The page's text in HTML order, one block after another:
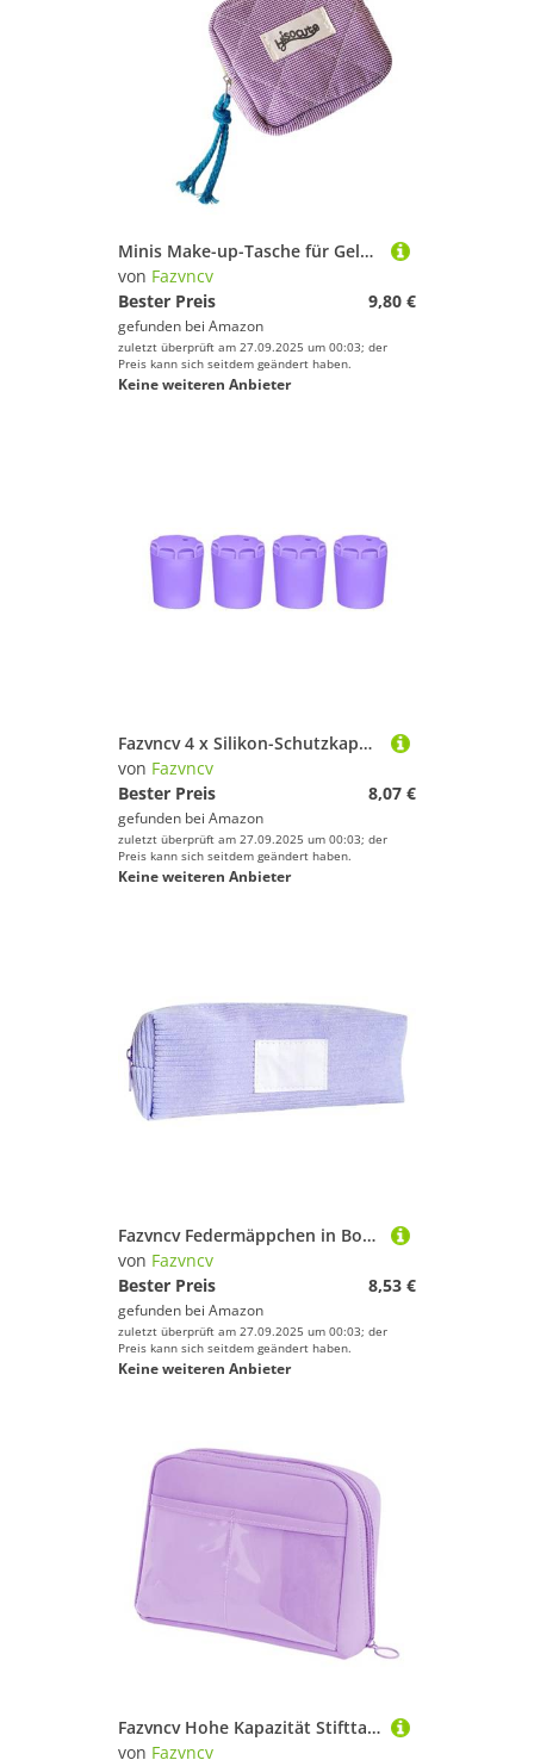
Minis Make-up-Tasche für Geldbörse, kleine Kosmetiktasche, Reise-Münzbeutel, Damenbinden-Aufbewahrung, Lippenstift für Damen, Make-up-Tasche für Geldbörse, violett, Mass Beauty
von Fazvncv
Bester Preis
9,80 €
gefunden bei Amazon
zuletzt überprüft am 27.09.2025 um 00:03; der
Preis kann sich seitdem geändert haben.
Keine weiteren Anbieter
Fazvncv 4 x Silikon-Schutzkappen für Angelruten, elastische Griffende, Schutzhüllen, Rutenpolster, Schwanzschutz, Silikon-Angelzubehör
von Fazvncv
Bester Preis
8,07 €
gefunden bei Amazon
zuletzt überprüft am 27.09.2025 um 00:03; der
Preis kann sich seitdem geändert haben.
Keine weiteren Anbieter
Fazvncv Federmäppchen in Bonbonfarben, Kordeltasche, großes Fassungsvermögen, japanischer Stil, Organizer, ästhetisch, große Kapazität, hellviolett
von Fazvncv
Bester Preis
8,53 €
gefunden bei Amazon
zuletzt überprüft am 27.09.2025 um 00:03; der
Preis kann sich seitdem geändert haben.
Keine weiteren Anbieter
Fazvncv Hohe Kapazität Stifttasche 12 Fächer Federmäppchen 12 Fächer Marker Stift Organizer Kunstbedarf Organizer Tasche Mädchen Stiftebox mit Verstellbarer Aufbewahrung, violett
von Fazvncv